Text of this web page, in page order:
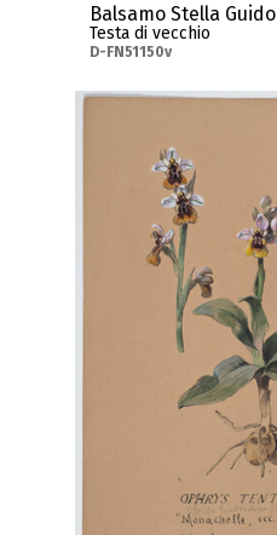
Balsamo Stella Guido
Testa di vecchio
D-FN51150v